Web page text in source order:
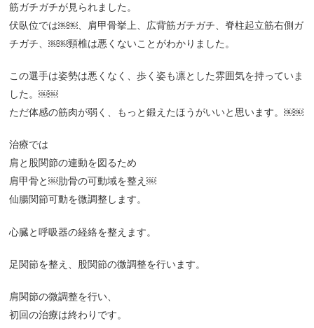
筋ガチガチが見られました。
伏臥位では￼￼、肩甲骨挙上、広背筋ガチガチ、脊柱起立筋右側ガ
チガチ、￼￼頸椎は悪くないことがわかりました。
この選手は姿勢は悪くなく、歩く姿も凛とした雰囲気を持っていま
した。￼￼
ただ体感の筋肉が弱く、もっと鍛えたほうがいいと思います。￼￼
治療では
肩と股関節の連動を図るため
肩甲骨と￼肋骨の可動域を整え￼
仙腸関節可動を微調整します。
心臓と呼吸器の経絡を整えます。
足関節を整え、股関節の微調整を行います。
肩関節の微調整を行い、
初回の治療は終わりです。